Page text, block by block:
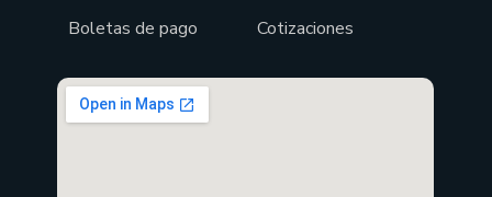
Boletas de pago
Cotizaciones